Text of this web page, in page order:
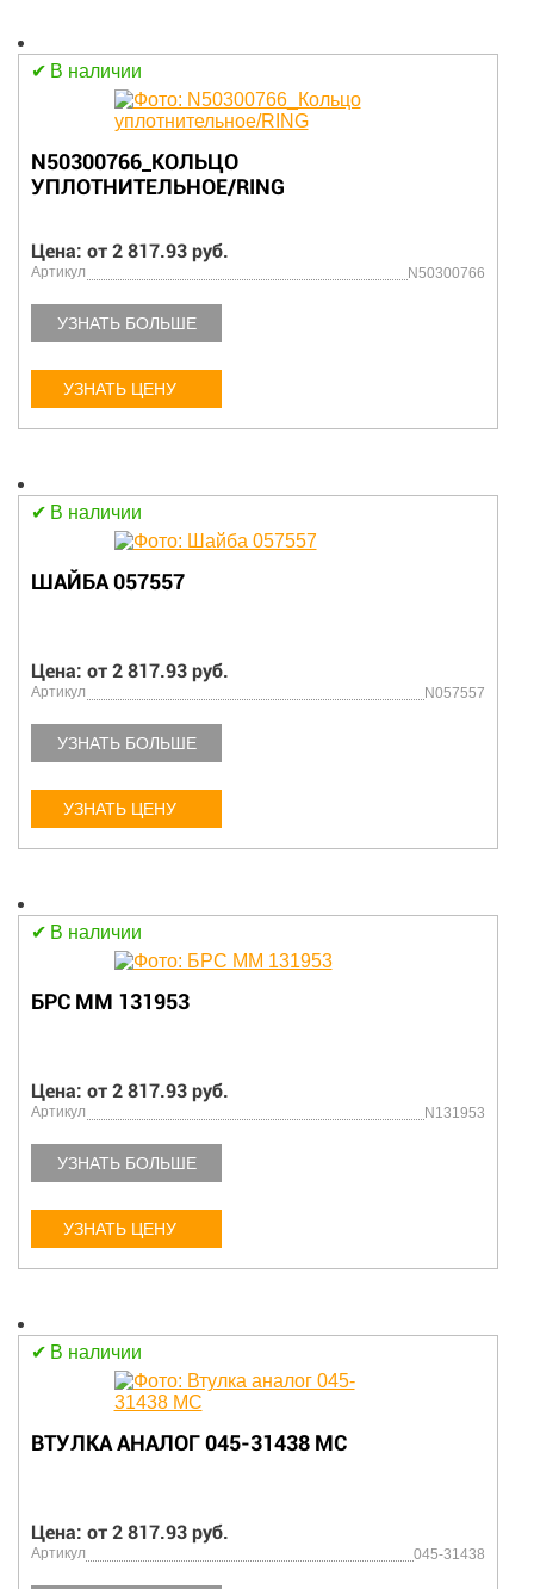
В наличии
N50300766_КОЛЬЦО
УПЛОТНИТЕЛЬНОЕ/RING
Цена: от 2 817.93 руб.
Артикул N50300766
УЗНАТЬ БОЛЬШЕ
УЗНАТЬ ЦЕНУ
В наличии
ШАЙБА 057557
Цена: от 2 817.93 руб.
Артикул N057557
УЗНАТЬ БОЛЬШЕ
УЗНАТЬ ЦЕНУ
В наличии
БРС ММ 131953
Цена: от 2 817.93 руб.
Артикул N131953
УЗНАТЬ БОЛЬШЕ
УЗНАТЬ ЦЕНУ
В наличии
ВТУЛКА АНАЛОГ 045-31438 MC
Цена: от 2 817.93 руб.
Артикул 045-31438